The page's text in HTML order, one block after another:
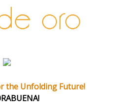
the Unfolding Future!